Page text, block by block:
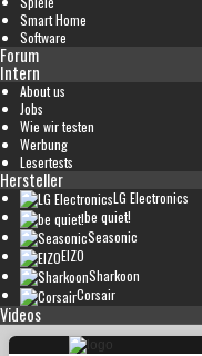
Smart Home
Software
Forum
Intern
About us
Jobs
Wie wir testen
Werbung
Lesertests
Hersteller
LG Electronics
be quiet!
Seasonic
EIZO
Sharkoon
Corsair
Videos